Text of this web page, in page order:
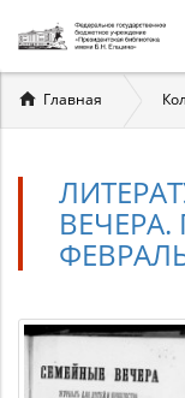
Вы
здесь
Главная
ВЕЧЕРА.